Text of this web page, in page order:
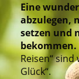
Eine
abzulegen,
setzen und
bekommen.
Reisen“
Glück“.